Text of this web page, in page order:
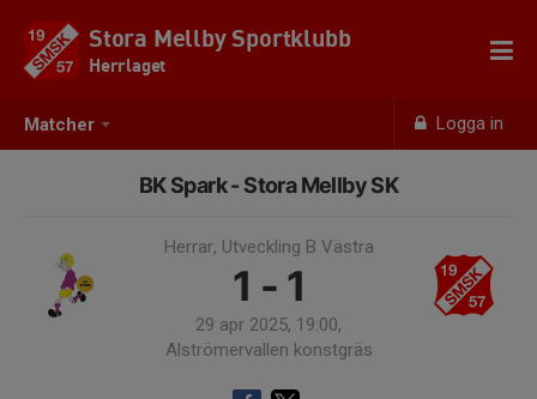
Matcher Logga in
Stora Mellby Sportklubb
Herrlaget
BK Spark - Stora Mellby SK
Herrar, Utveckling B Västra
1 - 1
29 apr 2025, 19:00,
Alströmervallen konstgräs